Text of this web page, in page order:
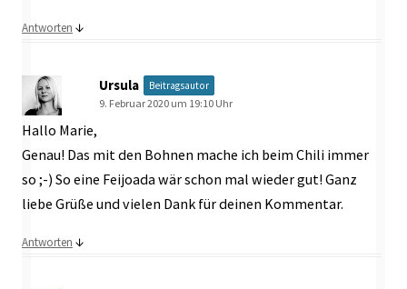
Antworten ↓
Ursula Beitragsautor
9. Februar 2020 um 19:10 Uhr
Hallo Marie,
Genau! Das mit den Bohnen mache ich beim Chili immer
so ;-) So eine Feijoada wär schon mal wieder gut! Ganz
liebe Grüße und vielen Dank für deinen Kommentar.
Antworten ↓